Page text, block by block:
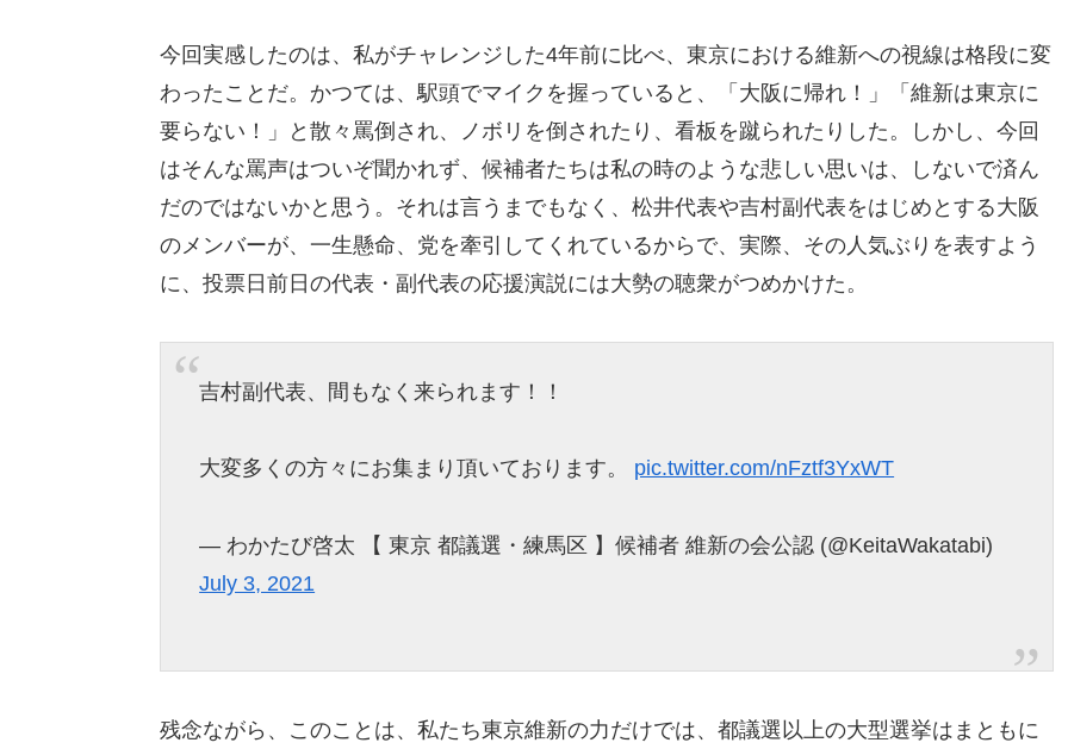
今回実感したのは、私がチャレンジした4年前に比べ、東京における維新への視線は格段に変
わったことだ。かつては、駅頭でマイクを握っていると、「大阪に帰れ！」「維新は東京に
要らない！」と散々罵倒され、ノボリを倒されたり、看板を蹴られたりした。しかし、今回
はそんな罵声はついぞ聞かれず、候補者たちは私の時のような悲しい思いは、しないで済ん
だのではないかと思う。それは言うまでもなく、松井代表や吉村副代表をはじめとする大阪
のメンバーが、一生懸命、党を牽引してくれているからで、実際、その人気ぶりを表すよう
に、投票日前日の代表・副代表の応援演説には大勢の聴衆がつめかけた。
吉村副代表、間もなく来られます！！
大変多くの方々にお集まり頂いております。 pic.twitter.com/nFztf3YxWT
— わかたび啓太 【 東京 都議選・練馬区 】候補者 維新の会公認 (@KeitaWakatabi)
July 3, 2021
残念ながら、このことは、私たち東京維新の力だけでは、都議選以上の大型選挙はまともに